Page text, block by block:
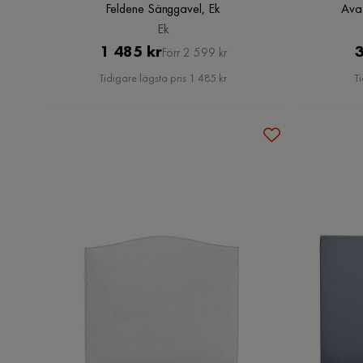
Feldene Sänggavel, Ek
Ek
Pris
1 485 krOriginal
Pris
Förr 2 599 kr
Tidigare lägsta pris 1 485 kr